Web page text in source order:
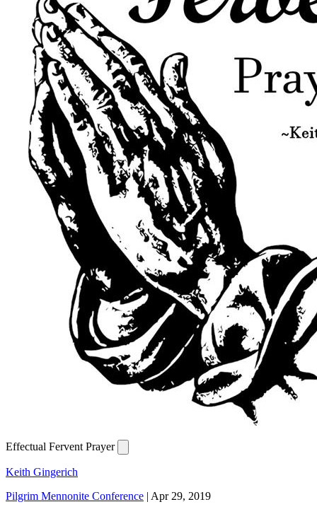
Effectual Fervent Prayer
Keith Gingerich
Pilgrim Mennonite Conference | Apr 29, 2019